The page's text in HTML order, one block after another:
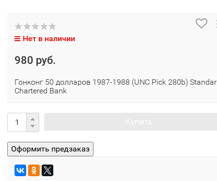
Нет в наличии
980 руб.
Гонконг 50 долларов 1987-1988 (UNC Pick 280b)
Chartered Bank